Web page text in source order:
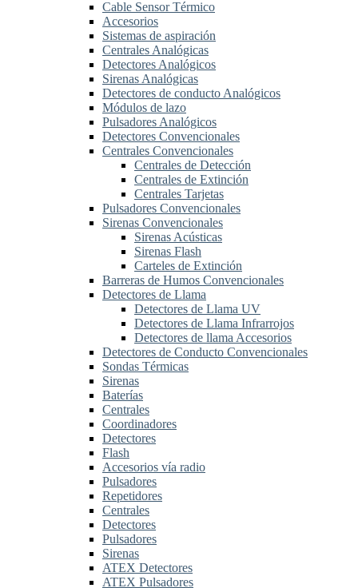
Cable Sensor Térmico
Accesorios
Sistemas de aspiración
Centrales Analógicas
Detectores Analógicos
Sirenas Analógicas
Detectores de conducto Analógicos
Módulos de lazo
Pulsadores Analógicos
Detectores Convencionales
Centrales Convencionales
Centrales de Detección
Centrales de Extinción
Centrales Tarjetas
Pulsadores Convencionales
Sirenas Convencionales
Sirenas Acústicas
Sirenas Flash
Carteles de Extinción
Barreras de Humos Convencionales
Detectores de Llama
Detectores de Llama UV
Detectores de Llama Infrarrojos
Detectores de llama Accesorios
Detectores de Conducto Convencionales
Sondas Térmicas
Sirenas
Baterías
Centrales
Coordinadores
Detectores
Flash
Accesorios vía radio
Pulsadores
Repetidores
Centrales
Detectores
Pulsadores
Sirenas
ATEX Detectores
ATEX Pulsadores